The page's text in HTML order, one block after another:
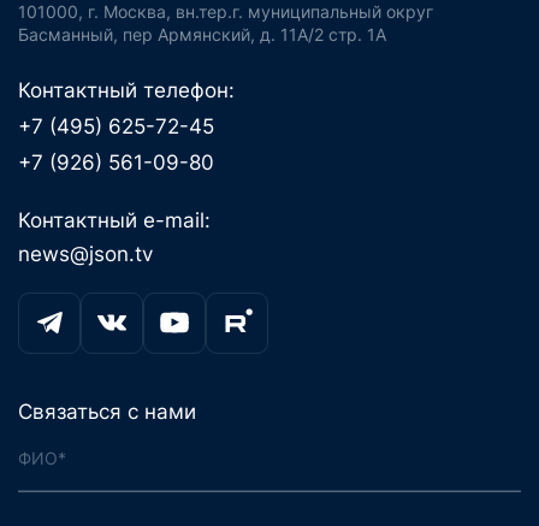
101000, г. Москва, вн.тер.г. муниципальный округ
Басманный, пер Армянский, д. 11А/2 стр. 1А
Контактный телефон:
+7 (495) 625-72-45
+7 (926) 561-09-80
Контактный e-mail:
news@json.tv
Связаться с нами